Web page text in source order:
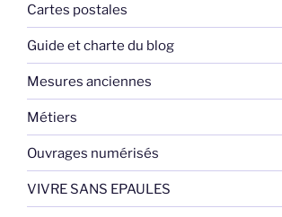
Cartes postales
Guide et charte du blog
Mesures anciennes
Métiers
Ouvrages numérisés
VIVRE SANS EPAULES